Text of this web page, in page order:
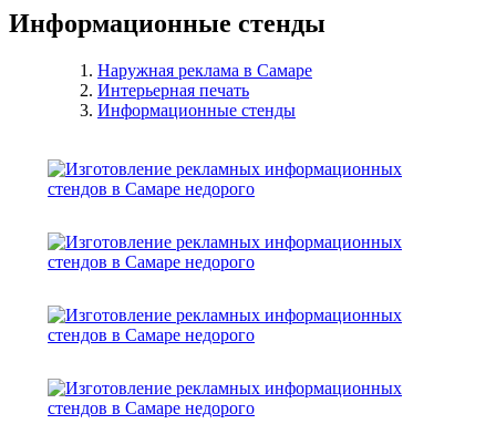
Информационные стенды
Наружная реклама в Самаре
Интерьерная печать
Информационные стенды